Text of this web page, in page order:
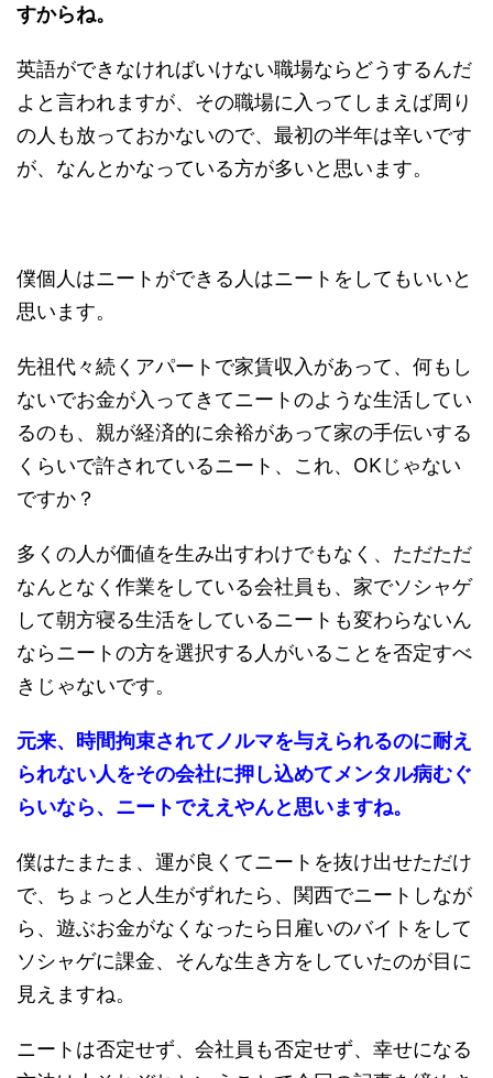
すからね。
英語ができなければいけない職場ならどうするんだ
よと言われますが、その職場に入ってしまえば周り
の人も放っておかないので、最初の半年は辛いです
が、なんとかなっている方が多いと思います。
僕個人はニートができる人はニートをしてもいいと
思います。
先祖代々続くアパートで家賃収入があって、何もし
ないでお金が入ってきてニートのような生活してい
るのも、親が経済的に余裕があって家の手伝いする
くらいで許されているニート、これ、OKじゃない
ですか？
多くの人が価値を生み出すわけでもなく、ただただ
なんとなく作業をしている会社員も、家でソシャゲ
して朝方寝る生活をしているニートも変わらないん
ならニートの方を選択する人がいることを否定すべ
きじゃないです。
元来、時間拘束されてノルマを与えられるのに耐え
られない人をその会社に押し込めてメンタル病むぐ
らいなら、ニートでええやんと思いますね。
僕はたまたま、運が良くてニートを抜け出せただけ
で、ちょっと人生がずれたら、関西でニートしなが
ら、遊ぶお金がなくなったら日雇いのバイトをして
ソシャゲに課金、そんな生き方をしていたのが目に
見えますね。
ニートは否定せず、会社員も否定せず、幸せになる